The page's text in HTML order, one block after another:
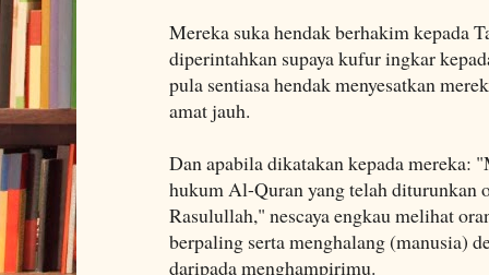
Mereka suka hendak berhakim kepada
diperintahkan supaya kufur ingkar
pula sentiasa hendak menyesatkan
amat jauh.
Dan apabila dikatakan kepada mereka:
hukum Al-Quran yang telah diturunkan
Rasulullah," nescaya engkau melihat
berpaling serta menghalang (manusia)
daripada menghampirimu.